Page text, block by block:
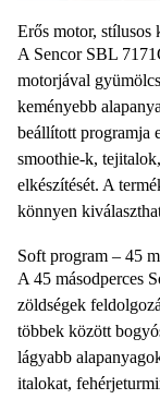
Erős motor, stílusos
A Sencor SBL
motorjával
keményebb
beállított programja
smoothie-k,
elkészítését. A
könnyen
Soft program – 45
A 45 másodperces
zöldségek
többek között
lágyabb
italokat,